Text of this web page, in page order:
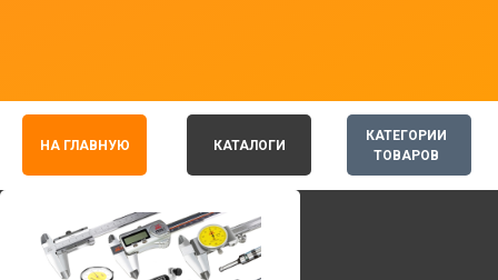
КАТЕГОРИИ
ТОВАРОВ
НА ГЛАВНУЮ КАТАЛОГИ